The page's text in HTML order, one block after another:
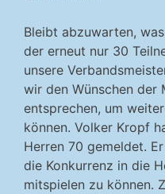
Bleibt abzuwarten,
der erneut nur 30
unsere
wir den Wünschen der
entsprechen, um
können. Volker Kropf
Herren 70 gemeldet.
die Konkurrenz in die
mitspielen zu können.